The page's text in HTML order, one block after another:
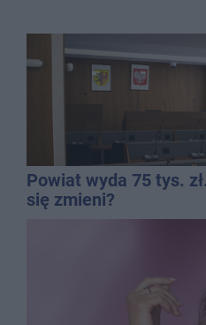
Powiat wyda 75 tys.
się zmieni?